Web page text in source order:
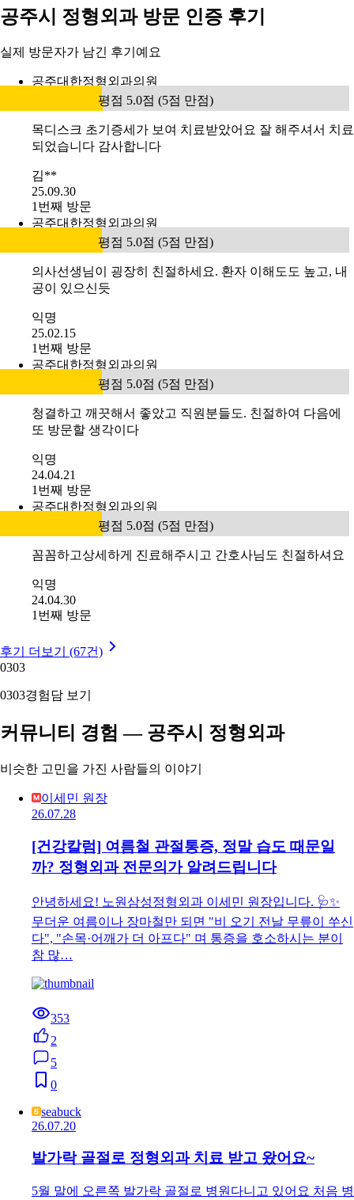
공주시 정형외과 방문 인증 후기
실제 방문자가 남긴 후기예요
공주대한정형외과의원
평점 5.0점 (5점 만점)
목디스크 초기증세가 보여 치료받았어요 잘 해주셔서 치료
되었습니다 감사합니다
김**
25.09.30
1번째 방문
공주대한정형외과의원
평점 5.0점 (5점 만점)
의사선생님이 굉장히 친절하세요. 환자 이해도도 높고, 내
공이 있으신듯
익명
25.02.15
1번째 방문
공주대한정형외과의원
평점 5.0점 (5점 만점)
청결하고 깨끗해서 좋았고 직원분들도. 친절하여 다음에
또 방문할 생각이다
익명
24.04.21
1번째 방문
공주대한정형외과의원
평점 5.0점 (5점 만점)
꼼꼼하고상세하게 진료해주시고 간호사님도 친절하셔요
익명
24.04.30
1번째 방문
후기 더보기 (67건)
0303
0303경험담 보기
커뮤니티 경험 — 공주시 정형외과
비슷한 고민을 가진 사람들의 이야기
이세민 원장
26.07.28
[건강칼럼] 여름철 관절통증, 정말 습도 때문일
까? 정형외과 전문의가 알려드립니다
안녕하세요! 노원삼성정형외과 이세민 원장입니다. 🩺✨
무더운 여름이나 장마철만 되면 "비 오기 전날 무릎이 쑤신
다", "손목·어깨가 더 아프다" 며 통증을 호소하시는 분이
참 많…
353
2
5
0
seabuck
26.07.20
발가락 골절로 정형외과 치료 받고 왔어요~
5월 말에 오른쪽 발가락 골절로 병원다니고 있어요 처음 병